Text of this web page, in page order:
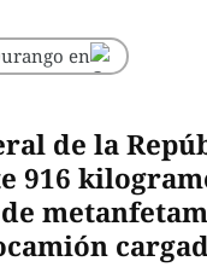
en
de la
916